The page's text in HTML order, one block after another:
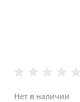
Нет в наличии